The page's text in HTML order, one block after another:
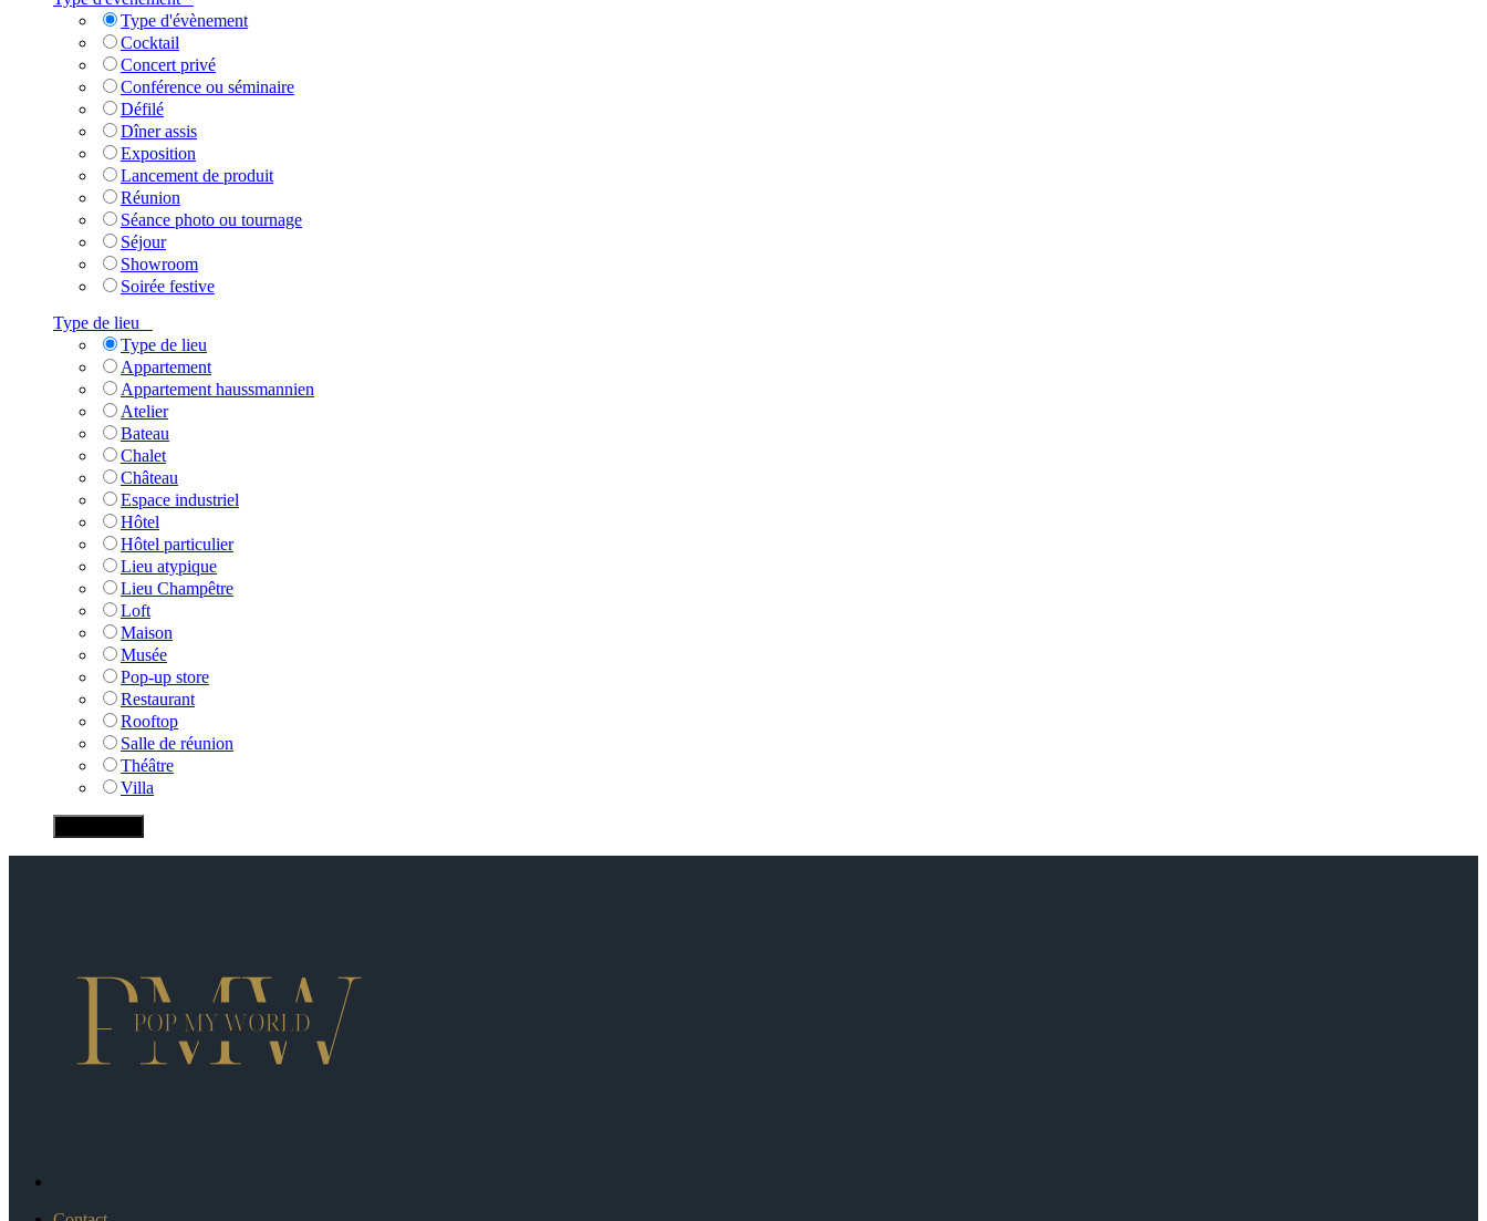
Type d'évènement
Cocktail
Concert privé
Conférence ou séminaire
Défilé
Dîner assis
Exposition
Lancement de produit
Réunion
Séance photo ou tournage
Séjour
Showroom
Soirée festive
Type de lieu
Type de lieu
Appartement
Appartement haussmannien
Atelier
Bateau
Chalet
Château
Espace industriel
Hôtel
Hôtel particulier
Lieu atypique
Lieu Champêtre
Loft
Maison
Musée
Pop-up store
Restaurant
Rooftop
Salle de réunion
Théâtre
Villa